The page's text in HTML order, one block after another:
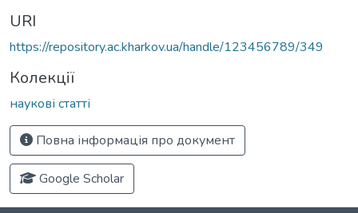
URI
https://repository.ac.kharkov.ua/handle/123456789/349
Колекції
наукові статті
Повна інформація про документ
Google Scholar